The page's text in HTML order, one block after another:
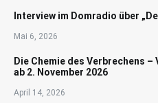
Interview im Domradio über
Mai 6, 2026
Die Chemie des Verbrechens
ab 2. November 2026
April 14, 2026